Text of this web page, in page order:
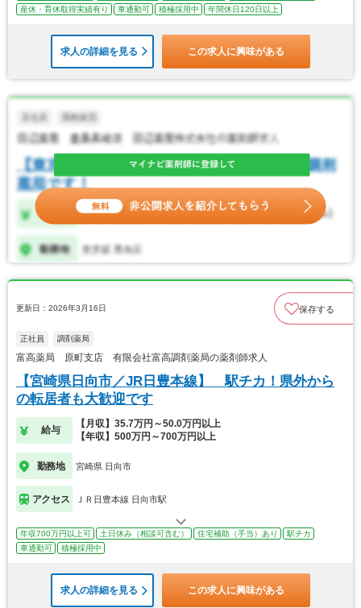
産休・育休取得実績有り
車通勤可 積極採用中 年間休日120日以上
求人の詳細を見る この求人に興味がある
更新日：2026年3月16日 保存する
正社員 調剤薬局
富高薬局 原町支店 有限会社富高調剤薬局の薬剤師求人
【宮崎県日向市／JR日豊本線】 駅チカ！県外から
の転居者も大歓迎です
給与
【月収】35.7万円～50.0万円以上
【年収】500万円～700万円以上
勤務地 宮崎県 日向市
アクセス ＪＲ日豊本線 日向市駅
年収700万円以上可 土日休み（相談可含む） 住宅補助（手当）あり
駅チカ
車通勤可
積極採用中
求人の詳細を見る この求人に興味がある